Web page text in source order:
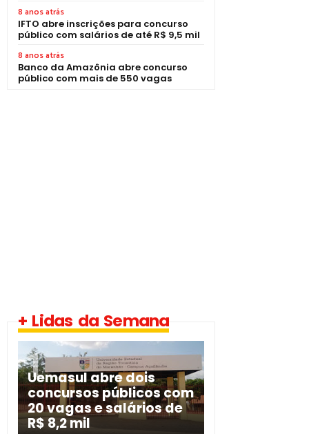
8 anos atrás
IFTO abre inscrições para concurso
público com salários de até R$ 9,5 mil
8 anos atrás
Banco da Amazônia abre concurso
público com mais de 550 vagas
+ Lidas da Semana
Uemasul abre dois
concursos públicos com
20 vagas e salários de
R$ 8,2 mil